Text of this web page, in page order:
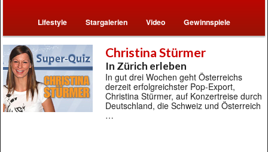
Lifestyle Stargalerien Video Gewinnspiele
Christina Stürmer
In Zürich erleben
In gut drei Wochen geht Österreichs
derzeit erfolgreichster Pop-Export,
Christina Stürmer, auf Konzertreise durch
Deutschland, die Schweiz und Österreich
…